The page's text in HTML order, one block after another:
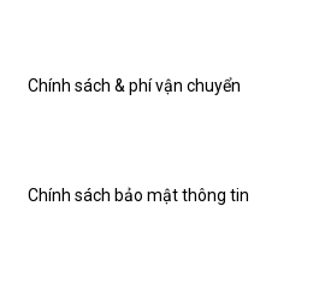
Chính sách bảo mật thông tin
Chính sách & phí vận chuyển